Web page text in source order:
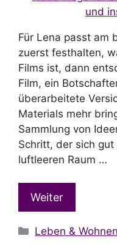
Für Lena passt am
zuerst festhalten,
Films ist, dann
Film, ein
überarbeitete
Materials mehr
Sammlung von
Schritt, der sich
luftleeren Raum …
Weiter
Kategorien
Leben & Wohnen